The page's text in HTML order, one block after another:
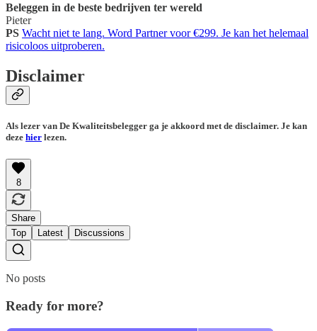
Beleggen in de beste bedrijven ter wereld
Pieter
PS Wacht niet te lang. Word Partner voor €299. Je kan het helemaal
risicoloos uitproberen.
Disclaimer
Als lezer van De Kwaliteitsbelegger ga je akkoord met de disclaimer. Je kan
deze hier lezen.
8
Share
Top
Latest Discussions
No posts
Ready for more?